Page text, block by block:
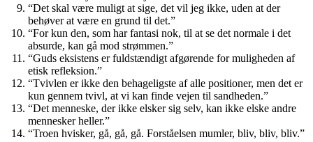
“Det skal være muligt at sige, det vil jeg ikke, uden at der
behøver at være en grund til det.”
“For kun den, som har fantasi nok, til at se det normale i det
absurde, kan gå mod strømmen.”
“Guds eksistens er fuldstændigt afgørende for muligheden af
etisk refleksion.”
“Tvivlen er ikke den behageligste af alle positioner, men det er
kun gennem tvivl, at vi kan finde vejen til sandheden.”
“Det menneske, der ikke elsker sig selv, kan ikke elske andre
mennesker heller.”
“Troen hvisker, gå, gå, gå. Forståelsen mumler, bliv, bliv, bliv.”